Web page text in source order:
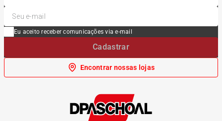
Eu aceito receber comunicações via e-mail
Cadastrar
Encontrar nossas lojas